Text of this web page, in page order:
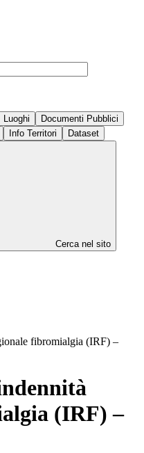
Luoghi
Documenti Pubblici
Info Territori Dataset
Cerca nel sito
fibromialgia (IRF) –
(IRF) –